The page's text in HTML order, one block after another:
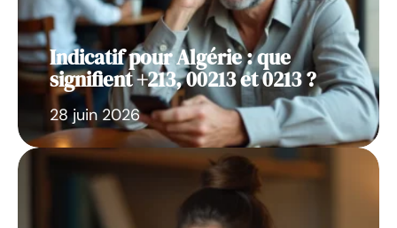
Indicatif pour Algérie : que
signifient +213, 00213 et 0213 ?
28 juin 2026